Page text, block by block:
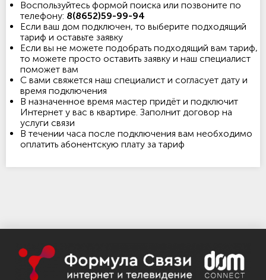
Воспользуйтесь формой поиска или позвоните по
телефону: 8(8652)59-99-94
Если ваш дом подключен, то выберите подходящий
тариф и оставьте заявку
Если вы не можете подобрать подходящий вам тариф,
то можете просто оставить заявку и наш специалист
поможет вам
С вами свяжется наш специалист и согласует дату и
время подключения
В назначенное время мастер придёт и подключит
Интернет у вас в квартире. Заполнит договор на
услуги связи
В течении часа после подключения вам необходимо
оплатить абонентскую плату за тариф